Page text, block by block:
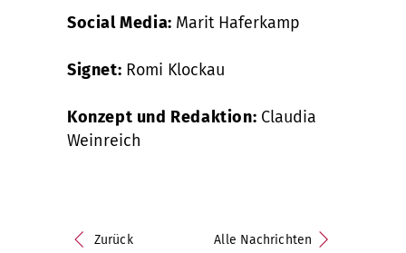
Social Media: Marit Haferkamp
Signet: Romi Klockau
Konzept und Redaktion: Claudia
Weinreich
Zurück Alle Nachrichten